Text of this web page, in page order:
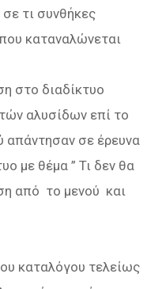
τι συνθήκες
καταναλώνεται
στο διαδίκτυο
αλυσίδων επί το
απάντησαν σε έρευνα
με θέμα ” Τι δεν θα
από το μενού και
καταλόγου τελείως